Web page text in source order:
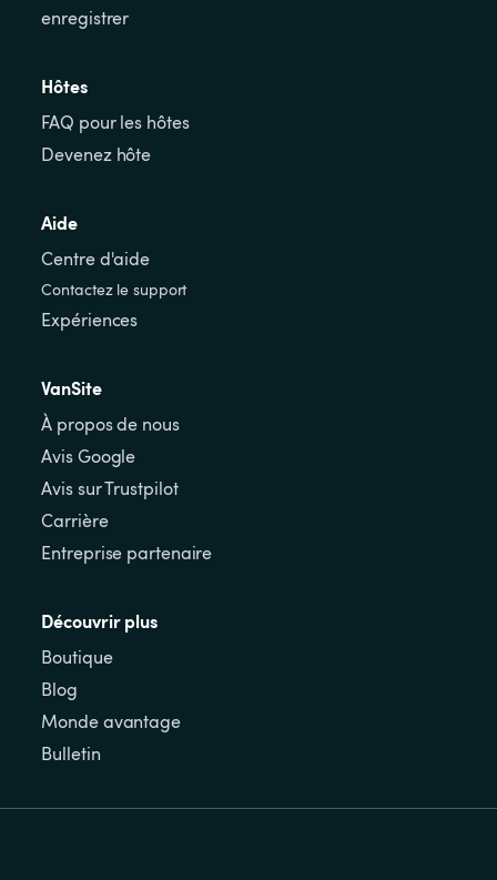
enregistrer
Hôtes
FAQ pour les hôtes
Devenez hôte
Aide
Centre d'aide
Contactez le support
Expériences
VanSite
À propos de nous
Avis Google
Avis sur Trustpilot
Carrière
Entreprise partenaire
Découvrir plus
Boutique
Blog
Monde avantage
Bulletin